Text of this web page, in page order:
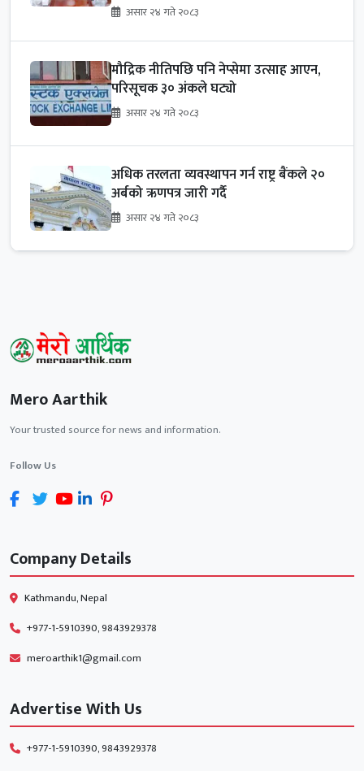
असार २४ गते २०८३
मौद्रिक नीतिपछि पनि नेप्सेमा उत्साह आएन,
परिसूचक ३० अंकले घट्यो
असार २४ गते २०८३
अधिक तरलता व्यवस्थापन गर्न राष्ट्र बैंकले २०
अर्बको ऋणपत्र जारी गर्दै
असार २४ गते २०८३
Mero Aarthik
Your trusted source for news and information.
Follow Us
Company Details
Kathmandu, Nepal
+977-1-5910390, 9843929378
meroarthik1@gmail.com
Advertise With Us
+977-1-5910390, 9843929378